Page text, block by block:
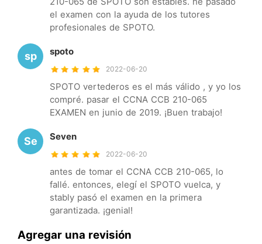
el examen con la ayuda de los tutores
profesionales de SPOTO.
sp spoto
2022-06-20
SPOTO vertederos es el más válido , y yo los
compré. pasar el CCNA CCB 210-065
EXAMEN en junio de 2019. ¡Buen trabajo!
Se Seven
2022-06-20
antes de tomar el CCNA CCB 210-065, lo
fallé. entonces, elegí el SPOTO vuelca, y
stably pasó el examen en la primera
garantizada. ¡genial!
Agregar una revisión